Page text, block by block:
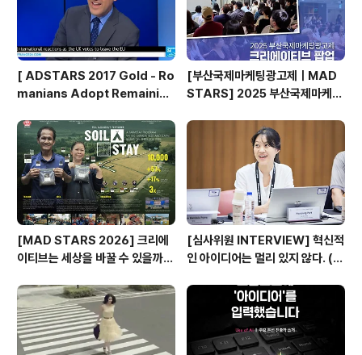
[ ADSTARS 2017 Gold - Ro
manians Adopt Remainian
[부산국제마케팅광고제ㅣMAD
STARS] 2025 부산국제마케팅
기
[MAD STARS 2026] 크리에
이티브는 세상을 바꿀 수 있을까?
작)
[심사위원 INTERVIEW] 혁신적
인 아이디어는 멀리 있지 않다. (제